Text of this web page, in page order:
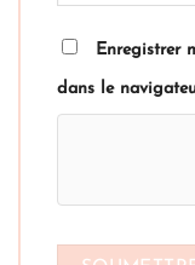
Enregistrer
dans le